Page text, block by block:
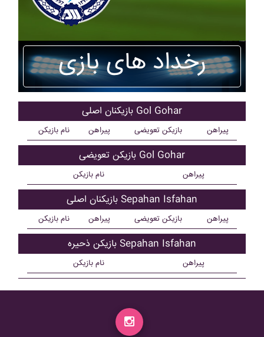
رخداد های بازی
بازیکنان اصلی Gol Gohar
نام بازیکن پیراهن بازیکن تعویضی پیراهن
بازیکن تعویضی Gol Gohar
نام بازیکن پیراهن
بازیکنان اصلی Sepahan Isfahan
نام بازیکن پیراهن بازیکن تعویضی پیراهن
بازیکن ذحیره Sepahan Isfahan
نام بازیکن پیراهن